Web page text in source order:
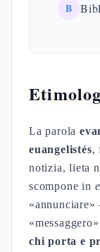
B
La parola
euangelistés,
notizia, lieta
scompone in
chi porta e